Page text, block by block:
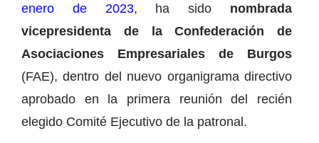
enero de 2023, ha sido nombrada
vicepresidenta de la Confederación de
Asociaciones Empresariales de Burgos
(FAE), dentro del nuevo organigrama directivo
aprobado en la primera reunión del recién
elegido Comité Ejecutivo de la patronal.